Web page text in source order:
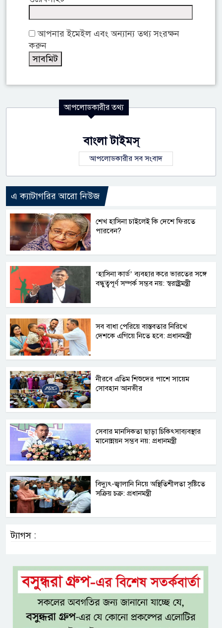
আপনার ইমেইল এবং অন্যান্য তথ্য সংরক্ষন
করুন
আপলোডকারীর তথ্য
বাংলা টাইমস্
আপলোডকারীর সব সংবাদ
এ ক্যাটাগরির আরো নিউজ
শেখ হাসিনা চাইলেই কি দেশে ফিরতে
পারবেন?
‘হাসিনা কার্ড’ ব্যবহার করে ভারতের সঙ্গে
বন্ধুত্বপূর্ণ সম্পর্ক সম্ভব নয়: স্বরাষ্ট্রমন্ত্রী
সব বাধা পেরিয়ে বাস্তবতার নিরিখে
দেশকে এগিয়ে নিতে হবে: প্রধানমন্ত্রী
নীরবে এতিম শিশুদের পাশে সায়েম
সোবহান আনভীর
সেবার মানসিকতা ছাড়া চিকিৎসাব্যবস্থার
মানোন্নয়ন সম্ভব নয়: প্রধানমন্ত্রী
বিদ্যুৎ-জ্বালানি নিয়ে অস্থিতিশীলতা সৃষ্টিতে
সক্রিয় চক্র: প্রধানমন্ত্রী
ট্যাগস :